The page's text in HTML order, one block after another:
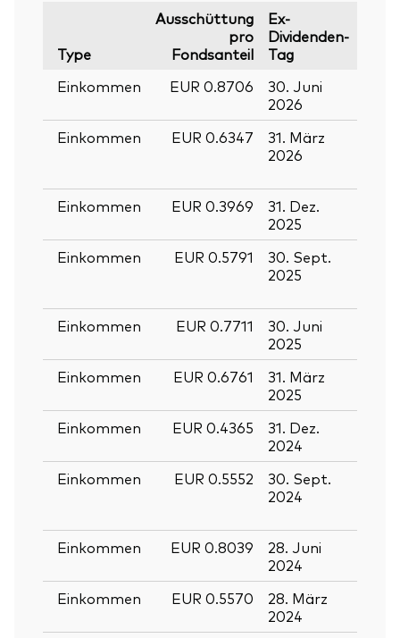
Type
Ausschüttung
pro
Fondsanteil
Ex-
Dividenden-
Tag
Einkommen
EUR 0.8706
30. Juni
2026
Einkommen
EUR 0.6347
31. März
2026
Einkommen
EUR 0.3969
31. Dez.
2025
Einkommen
EUR 0.5791
30. Sept.
2025
Einkommen
EUR 0.7711
30. Juni
2025
Einkommen
EUR 0.6761
31. März
2025
Einkommen
EUR 0.4365
31. Dez.
2024
Einkommen
EUR 0.5552
30. Sept.
2024
Einkommen
EUR 0.8039
28. Juni
2024
Einkommen
EUR 0.5570
28. März
2024